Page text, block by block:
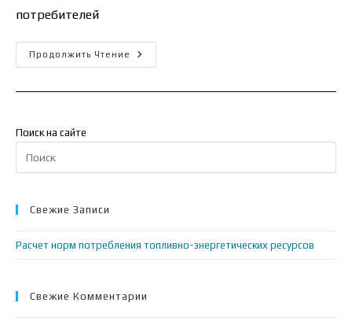
потребителей
Продолжить Чтение
Расчет
Норм
Поиск на сайте
Свежие Записи
Расчет норм потребления топливно-энергетических ресурсов
Свежие Комментарии